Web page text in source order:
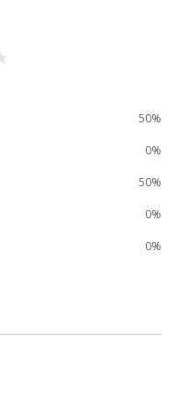
Statoil,CX510dhe,
50%
0%
50%
0%
0%